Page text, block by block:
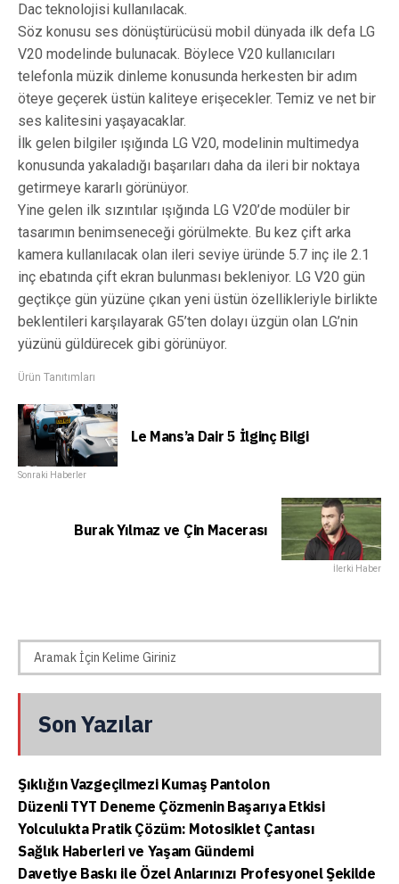
Dac teknolojisi kullanılacak.
Söz konusu ses dönüştürücüsü mobil dünyada ilk defa LG
V20 modelinde bulunacak. Böylece V20 kullanıcıları
telefonla müzik dinleme konusunda herkesten bir adım
öteye geçerek üstün kaliteye erişecekler. Temiz ve net bir
ses kalitesini yaşayacaklar.
İlk gelen bilgiler ışığında LG V20, modelinin multimedya
konusunda yakaladığı başarıları daha da ileri bir noktaya
getirmeye kararlı görünüyor.
Yine gelen ilk sızıntılar ışığında LG V20’de modüler bir
tasarımın benimseneceği görülmekte. Bu kez çift arka
kamera kullanılacak olan ileri seviye üründe 5.7 inç ile 2.1
inç ebatında çift ekran bulunması bekleniyor. LG V20 gün
geçtikçe gün yüzüne çıkan yeni üstün özellikleriyle birlikte
beklentileri karşılayarak G5’ten dolayı üzgün olan LG’nin
yüzünü güldürecek gibi görünüyor.
Ürün Tanıtımları
Le Mans’a Dair 5 İlginç Bilgi
Sonraki Haberler
Burak Yılmaz ve Çin Macerası
İlerki Haber
Son Yazılar
Şıklığın Vazgeçilmezi Kumaş Pantolon
Düzenli TYT Deneme Çözmenin Başarıya Etkisi
Yolculukta Pratik Çözüm: Motosiklet Çantası
Sağlık Haberleri ve Yaşam Gündemi
Davetiye Baskı ile Özel Anlarınızı Profesyonel Şekilde